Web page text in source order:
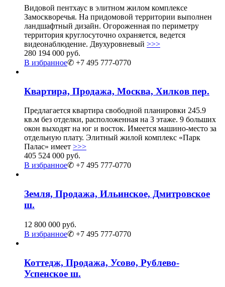
Видовой пентхаус в элитном жилом комплексе
Замоскворечья. На придомовой территории выполнен
ландшафтный дизайн. Огороженная по периметру
территория круглосуточно охраняется, ведется
видеонаблюдение. Двухуровневый >>>
280 194 000 руб.
В избранное✆ +7 495 777-0770
Квартира, Продажа, Москва, Хилков пер.
Предлагается квартира свободной планировки 245.9
кв.м без отделки, расположенная на 3 этаже. 9 больших
окон выходят на юг и восток. Имеется машино-место за
отдельную плату. Элитный жилой комплекс «Парк
Палас» имеет >>>
405 524 000 руб.
В избранное✆ +7 495 777-0770
Земля, Продажа, Ильинское, Дмитровское
ш.
12 800 000 руб.
В избранное✆ +7 495 777-0770
Коттедж, Продажа, Усово, Рублево-
Успенское ш.